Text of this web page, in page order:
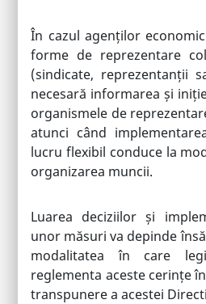
În cazul agenților
forme de reprezentare
(sindicate, reprezentanții
necesară informarea și
organismele de
atunci când
lucru flexibil conduce la
organizarea muncii.
Luarea deciziilor și
unor măsuri va depinde
modalitatea în care
reglementa aceste cerințe
transpunere a acestei